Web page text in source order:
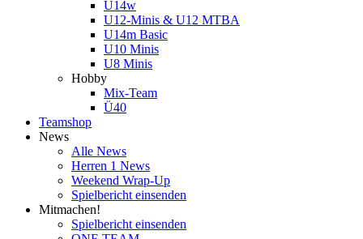
U14w
U12-Minis & U12 MTBA
U14m Basic
U10 Minis
U8 Minis
Hobby
Mix-Team
Ü40
Teamshop
News
Alle News
Herren 1 News
Weekend Wrap-Up
Spielbericht einsenden
Mitmachen!
Spielbericht einsenden